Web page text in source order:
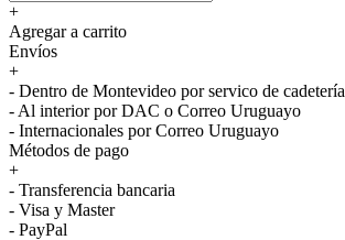
+
Agregar a carrito
Envíos
+
- Dentro de Montevideo por servico de cadetería
- Al interior por DAC o Correo Uruguayo
- Internacionales por Correo Uruguayo
Métodos de pago
+
- Transferencia bancaria
- Visa y Master
- PayPal